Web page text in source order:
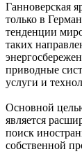
Ганноверская
только в
тенденции
таких
приводные
услуги и
Основной
является
поиск
собственной